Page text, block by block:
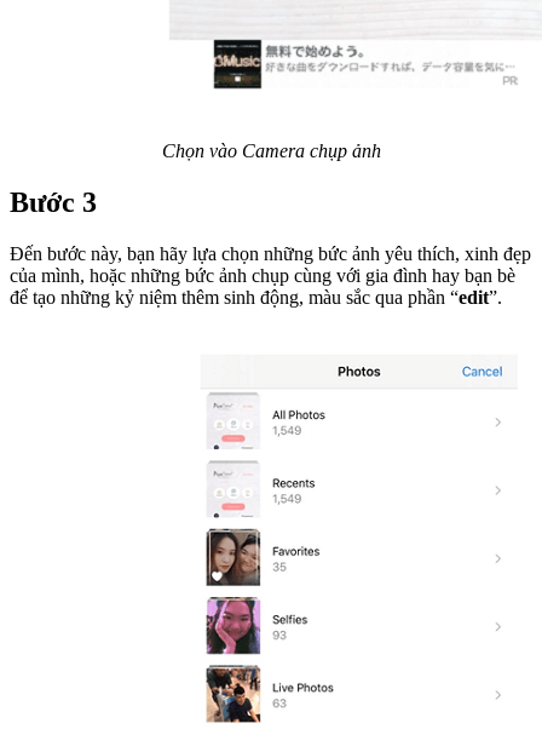
Chọn vào Camera chụp ảnh
Bước 3
Đến bước này, bạn hãy lựa chọn những bức ảnh yêu thích, xinh đẹp
của mình, hoặc những bức ảnh chụp cùng với gia đình hay bạn bè
để tạo những kỷ niệm thêm sinh động, màu sắc qua phần “edit”.